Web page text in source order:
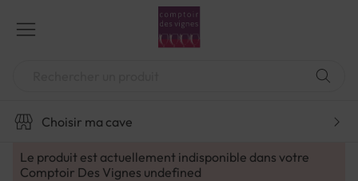
contenu
Choisir ma cave
Le produit est actuellement indisponible dans votre
Comptoir Des Vignes undefined